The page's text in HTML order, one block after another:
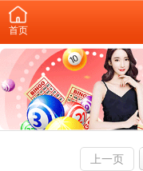
首页
上一页